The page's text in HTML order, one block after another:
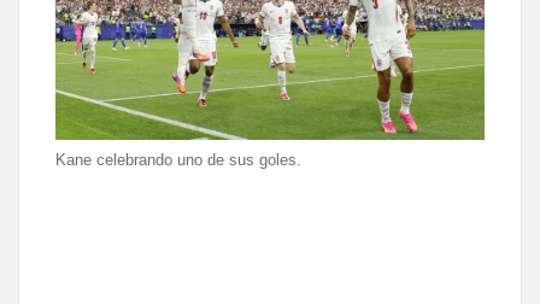
Kane celebrando uno de sus goles.